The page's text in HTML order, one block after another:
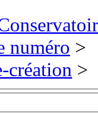
numéro >
création >